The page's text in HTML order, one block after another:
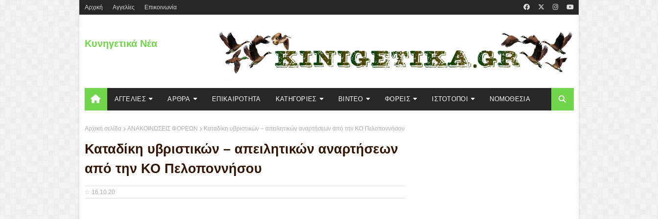
Aρχική Αγγελίες Επικοινωνία
Κυνηγετικά Νέα
ΑΓΓΕΛΙΕΣ ΑΡΘΡΑ ΕΠΙΚΑΙΡΟΤΗΤΑ KΑΤΗΓΟΡΙΕΣ ΒΙΝΤΕΟ ΦΟΡΕΙΣ ΙΣΤΟΤΟΠΟΙ ΝΟΜΟΘΕΣΙΑ
Αρχική σελίδα ΑΝΑΚΟΙΝΩΣΕΙΣ ΦΟΡΕΩΝ Καταδίκη υβριστικών – απειλητικών αναρτήσεων από την ΚΟ Πελοποννήσου
Καταδίκη υβριστικών – απειλητικών αναρτήσεων
από την ΚΟ Πελοποννήσου
☆ 16.10.20